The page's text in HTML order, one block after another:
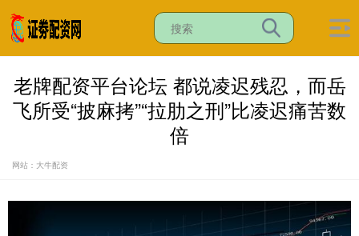
老牌配资平台论坛 都说凌迟残忍，而岳
飞所受“披麻拷”“拉肋之刑”比凌迟痛苦数
倍
网站：大牛配资